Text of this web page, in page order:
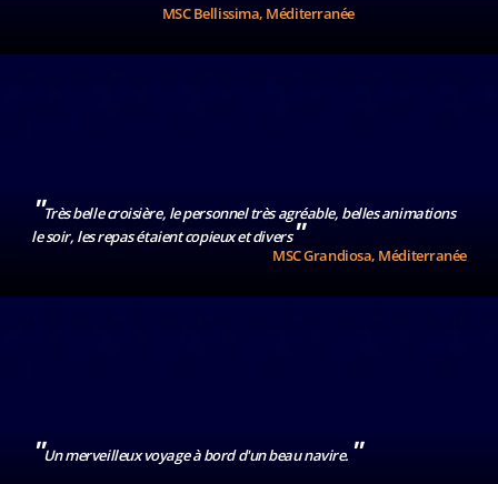
MSC Bellissima, Méditerranée
"Très belle croisière, le personnel très agréable, belles animations
le soir, les repas étaient copieux et divers"
MSC Grandiosa, Méditerranée
"Un merveilleux voyage à bord d'un beau navire. "